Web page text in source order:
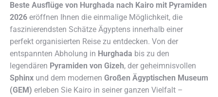
Beste Ausflüge von Hurghada nach Kairo mit Pyramiden
2026 eröffnen Ihnen die einmalige Möglichkeit, die
faszinierendsten Schätze Ägyptens innerhalb einer
perfekt organisierten Reise zu entdecken. Von der
entspannten Abholung in Hurghada bis zu den
legendären Pyramiden von Gizeh, der geheimnisvollen
Sphinx und dem modernen Großen Ägyptischen Museum
(GEM) erleben Sie Kairo in seiner ganzen Vielfalt –